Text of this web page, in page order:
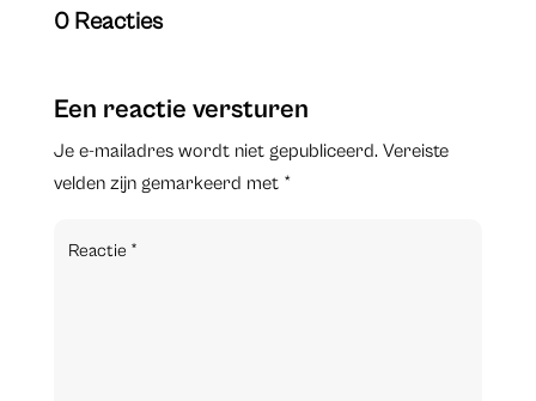
0 Reacties
Een reactie versturen
Je e-mailadres wordt niet gepubliceerd. Vereiste
velden zijn gemarkeerd met *